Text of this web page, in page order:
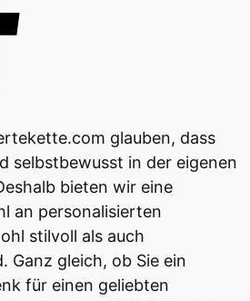
glauben, dass
selbstbewusst in der eigenen
bieten wir eine
an personalisierten
stilvoll als auch
Ganz gleich, ob Sie ein
für einen geliebten